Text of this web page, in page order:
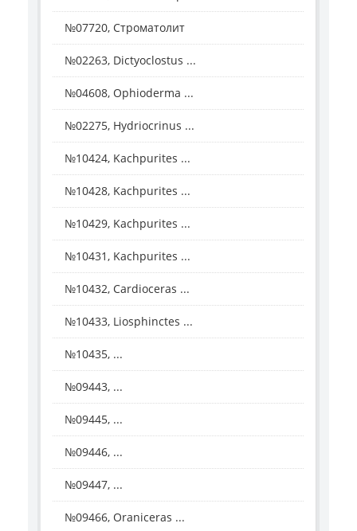
№07720, Строматолит
№02263, Dictyoclostus ...
№04608, Ophioderma ...
№02275, Hydriocrinus ...
№10424, Kachpurites ...
№10428, Kachpurites ...
№10429, Kachpurites ...
№10431, Kachpurites ...
№10432, Cardioceras ...
№10433, Liosphinctes ...
№10435, ...
№09443, ...
№09445, ...
№09446, ...
№09447, ...
№09466, Oraniceras ...